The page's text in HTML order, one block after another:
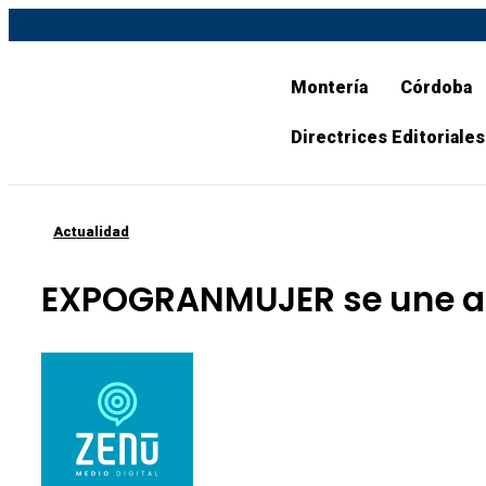
Montería Córdoba
Directrices Editoriales
Actualidad
EXPOGRANMUJER se